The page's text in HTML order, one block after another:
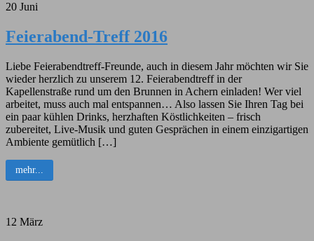
20 Juni
Feierabend-Treff 2016
Liebe Feierabendtreff-Freunde, auch in diesem Jahr möchten wir Sie
wieder herzlich zu unserem 12. Feierabendtreff in der
Kapellenstraße rund um den Brunnen in Achern einladen! Wer viel
arbeitet, muss auch mal entspannen… Also lassen Sie Ihren Tag bei
ein paar kühlen Drinks, herzhaften Köstlichkeiten – frisch
zubereitet, Live-Musik und guten Gesprächen in einem einzigartigen
Ambiente gemütlich […]
mehr...
12 März